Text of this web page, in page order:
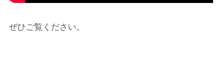
ぜひご覧ください。